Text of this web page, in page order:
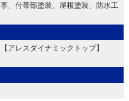
、付帯部塗装、屋根塗装、防水工
アレスダイナミックトップ】